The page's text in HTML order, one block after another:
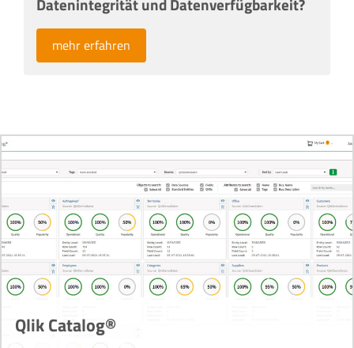
Datenintegrität und Datenverfügbarkeit?
mehr erfahren
Qlik Catalog®